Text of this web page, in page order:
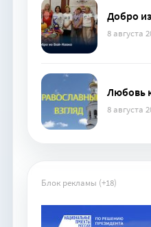
Добро
8 августа
Любовь
8 августа
Блок рекламы (+18)